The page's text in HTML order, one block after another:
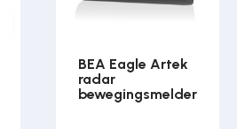
BEA Eagle Artek
radar
bewegingsmelder